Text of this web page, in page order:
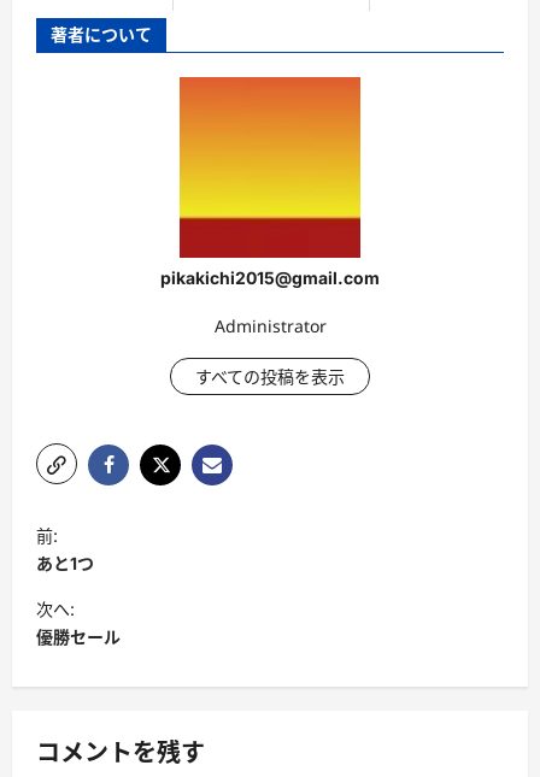
著者について
pikakichi2015@gmail.com
Administrator
すべての投稿を表示
投
稿
ナ
ビ
シ
前:
あと1つ
次へ:
優勝セール
コメントを残す